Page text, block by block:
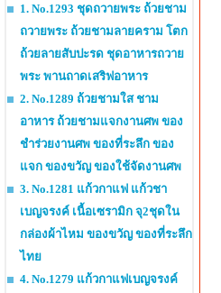
1. No.1293 ชุดถวายพระ ถ้วยชาม
ถวายพระ ถ้วยชามลายคราม โตก
ถ้วยลายสับปะรด ชุดอาหารถวาย
พระ พานถาดเสริฟอาหาร
2. No.1289 ถ้วยชามใส ชาม
อาหาร ถ้วยชามแจกงานศพ ของ
ชำร่วยงานศพ ของที่ระลึก ของ
แจก ของขวัญ ของใช้จัดงานศพ
3. No.1281 แก้วกาแฟ แก้วชา
เบญจรงค์ เนื้อเซรามิก จุ2ชุดใน
กล่องผ้าไหม ของขวัญ ของที่ระลึก
ไทย
4. No.1279 แก้วกาแฟเบญจรงค์